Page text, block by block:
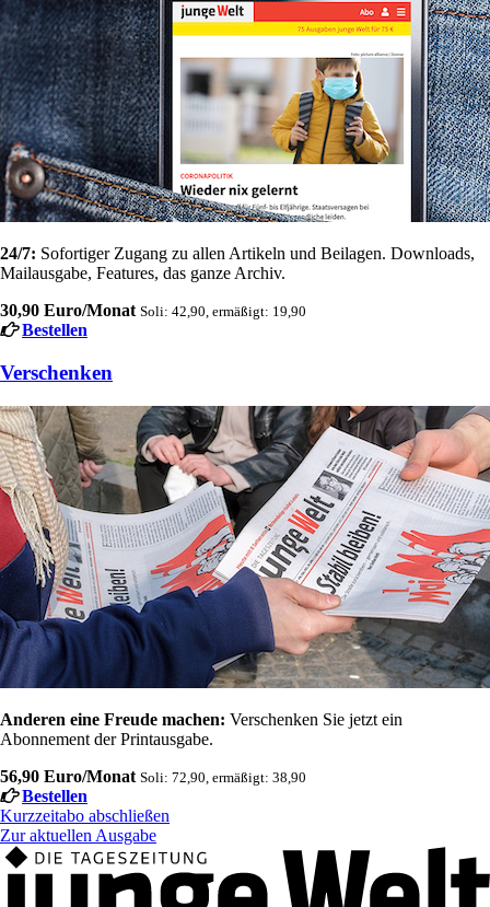
24/7: Sofortiger Zugang zu allen Artikeln und Beilagen. Downloads,
Mailausgabe, Features, das ganze Archiv.
30,90 Euro/Monat Soli: 42,90, ermäßigt: 19,90
Bestellen
Verschenken
Anderen eine Freude machen: Verschenken Sie jetzt ein
Abonnement der Printausgabe.
56,90 Euro/Monat Soli: 72,90, ermäßigt: 38,90
Bestellen
Kurzzeitabo abschließen
Zur aktuellen Ausgabe